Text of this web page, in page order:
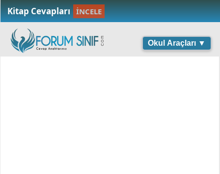
Kitap Cevapları İNCELE
Okul Araçları ▼